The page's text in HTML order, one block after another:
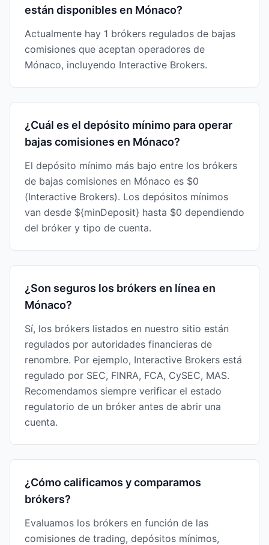
están disponibles en Mónaco?
Actualmente hay 1 brókers regulados de bajas
comisiones que aceptan operadores de
Mónaco, incluyendo Interactive Brokers.
¿Cuál es el depósito mínimo para operar
bajas comisiones en Mónaco?
El depósito mínimo más bajo entre los brókers
de bajas comisiones en Mónaco es $0
(Interactive Brokers). Los depósitos mínimos
van desde ${minDeposit} hasta $0 dependiendo
del bróker y tipo de cuenta.
¿Son seguros los brókers en línea en
Mónaco?
Sí, los brókers listados en nuestro sitio están
regulados por autoridades financieras de
renombre. Por ejemplo, Interactive Brokers está
regulado por SEC, FINRA, FCA, CySEC, MAS.
Recomendamos siempre verificar el estado
regulatorio de un bróker antes de abrir una
cuenta.
¿Cómo calificamos y comparamos
brókers?
Evaluamos los brókers en función de las
comisiones de trading, depósitos mínimos,